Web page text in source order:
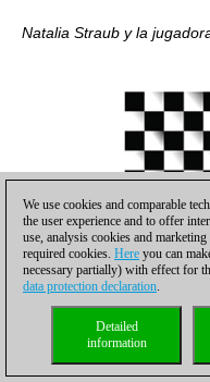
Natalia Straub y la
We use cookies and comparable
the user experience and to offer
use, analysis cookies and
required cookies. Here you can
necessary partially) with effect for
data protection declaration.
Detailed
information